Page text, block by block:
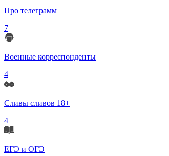
Про телеграмм
7
Военные корреспонденты
4
Сливы сливов 18+
4
ЕГЭ и ОГЭ